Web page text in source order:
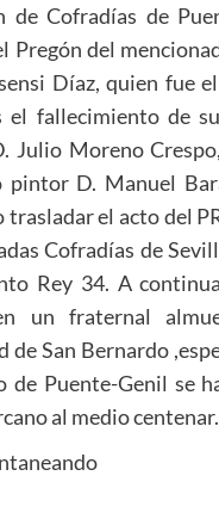
de Cofradías de
Pregón del
Díaz, quien fue
el fallecimiento de
Julio Moreno
pintor D. Manuel
trasladar el acto del
Cofradías de
Rey 34. A
un fraternal
de San Bernardo
de Puente-Genil se
al medio centenar.